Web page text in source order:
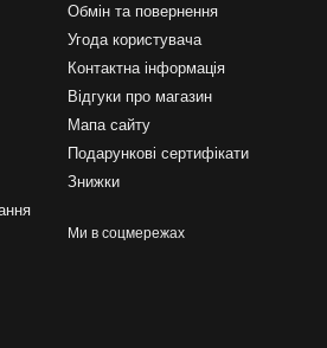
Обмін та повернення
Угода користувача
Контактна інформація
Відгуки про магазин
Мапа сайту
Подарункові сертифікати
Знижки
Ми в соцмережах